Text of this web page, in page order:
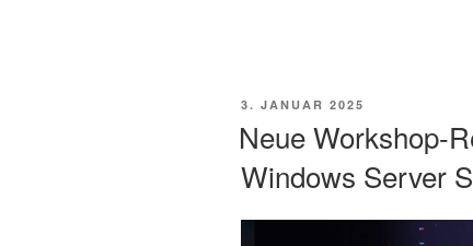
meistern
Sie
die
regulatorischen
Anforderungen“
VERÖFFENTLICHT
3. JANUAR 2025
Neue Workshop-
Windows Server